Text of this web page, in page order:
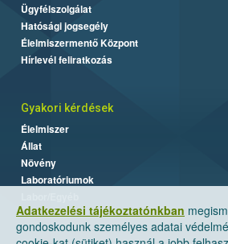
Adatkezelési tájékoztatónkban
gondoskodunk személyes adatai
Ügyfélszolgálat
Hatósági jogsegély
Élelmiszermentő Központ
Hírlevél feliratkozás
Gyakori kérdések
Élelmiszer
Állat
Növény
Laboratóriumok